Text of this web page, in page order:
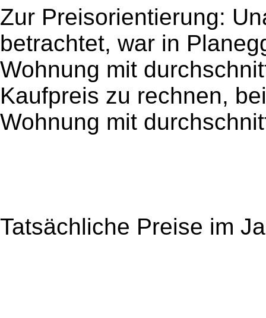
Zur Preisorientierung:
betrachtet, war in
Wohnung mit
Kaufpreis zu rechnen,
Wohnung mit
Tatsächliche Preise im